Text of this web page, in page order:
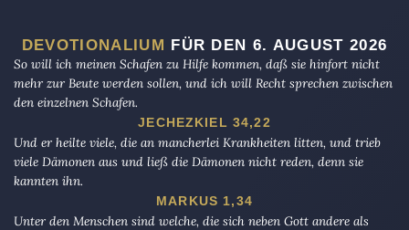
DEVOTIONALIUM FÜR DEN 6. AUGUST 2026
So will ich meinen Schafen zu Hilfe kommen, daß sie hinfort nicht
mehr zur Beute werden sollen, und ich will Recht sprechen zwischen
den einzelnen Schafen.
JECHEZKIEL 34,22
Und er heilte viele, die an mancherlei Krankheiten litten, und trieb
viele Dämonen aus und ließ die Dämonen nicht reden, denn sie
kannten ihn.
MARKUS 1,34
Unter den Menschen sind welche, die sich neben Gott andere als